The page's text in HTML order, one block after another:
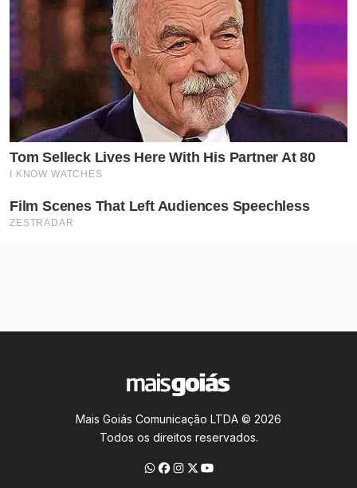
Mais Goiás Comunicação LTDA © 2026
Todos os direitos reservados.